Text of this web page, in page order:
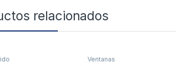
relacionados
Ventanas